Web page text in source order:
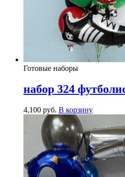
Готовые наборы
набор 324
4,100 руб. В корзину